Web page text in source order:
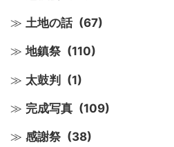
土地の話 (67)
地鎮祭 (110)
太鼓判 (1)
完成写真 (109)
感謝祭 (38)